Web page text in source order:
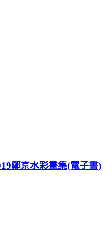
鄭京水彩畫集(電子書)